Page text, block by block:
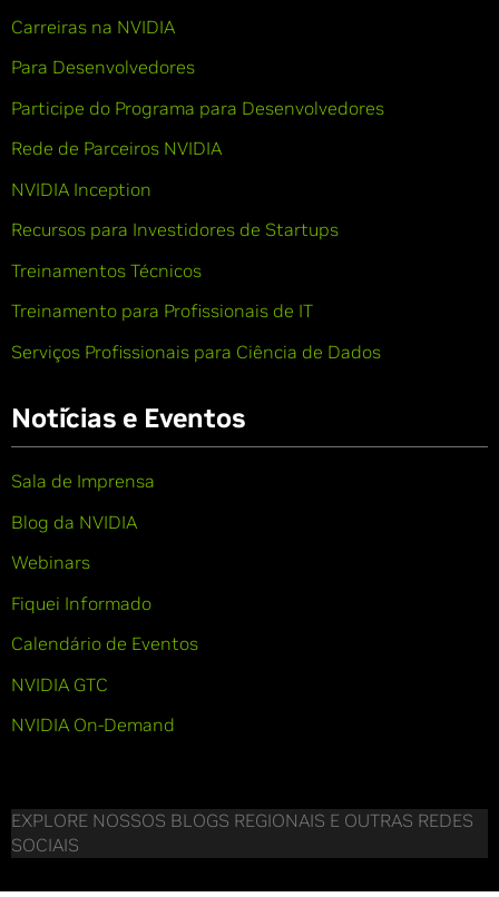
Carreiras na NVIDIA
Para Desenvolvedores
Participe do Programa para Desenvolvedores
Rede de Parceiros NVIDIA
NVIDIA Inception
Recursos para Investidores de Startups
Treinamentos Técnicos
Treinamento para Profissionais de IT
Serviços Profissionais para Ciência de Dados
Notícias e Eventos
Sala de Imprensa
Blog da NVIDIA
Webinars
Fiquei Informado
Calendário de Eventos
NVIDIA GTC
NVIDIA On-Demand
EXPLORE NOSSOS BLOGS REGIONAIS E OUTRAS REDES
SOCIAIS